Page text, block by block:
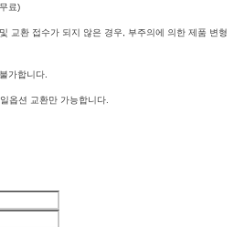
료)
교환 접수가 되지 않은 경우, 부주의에 의한 제품 변형
가합니다.
옵션 교환만 가능합니다.